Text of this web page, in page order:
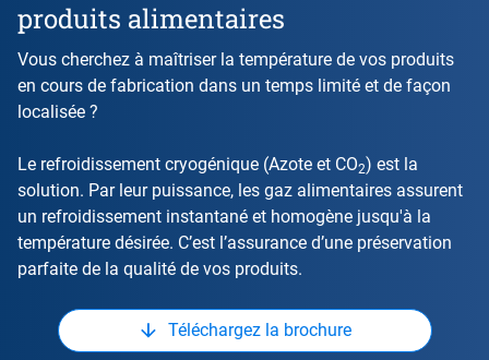
produits alimentaires
Vous cherchez à maîtriser la température de vos produits
en cours de fabrication dans un temps limité et de façon
localisée ?
Le refroidissement cryogénique (Azote et CO2) est la
solution. Par leur puissance, les gaz alimentaires assurent
un refroidissement instantané et homogène jusqu'à la
température désirée. C’est l’assurance d’une préservation
parfaite de la qualité de vos produits.
Téléchargez la brochure